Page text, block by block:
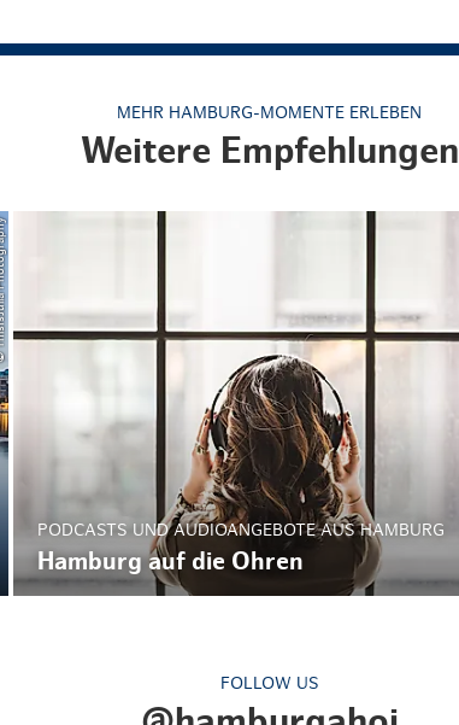
MEHR HAMBURG-MOMENTE ERLEBEN
Weitere Empfehlungen
PODCASTS UND AUDIOANGEBOTE AUS HAMBURG
Hamburg auf die Ohren
FOLLOW US